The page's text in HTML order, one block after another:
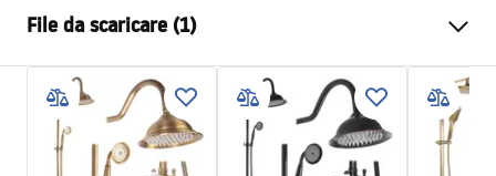
Colore
Cromo
Tipo di cabina
D'angolo
Il colore del vetro
Trasparente 6mm
File da scaricare (1)
shower manual
shower manual.pdf